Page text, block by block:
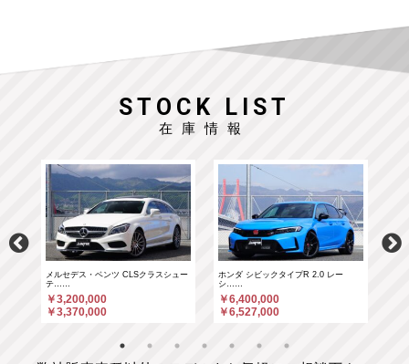
STOCK LIST
在庫情報
メルセデス・ベンツ CLSクラスシュー
テ……
￥3,200,000
￥3,370,000
ホンダ シビックタイプR 2.0 レー
シ……
￥6,400,000
￥6,527,000